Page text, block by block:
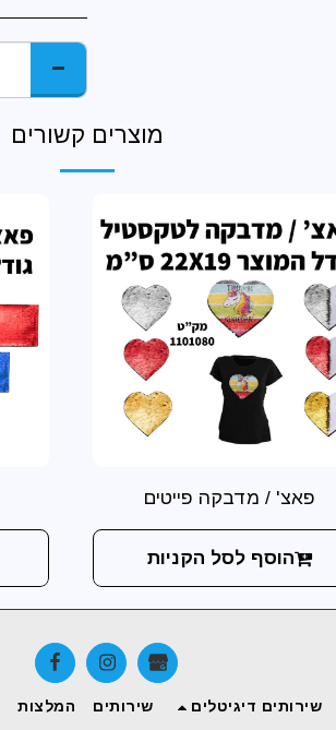
מוצרים קשורים
פאצ' / מדבקה פייטים
הוסף לסל הקניות
שירותים דיגיטלים שירותים המלצות